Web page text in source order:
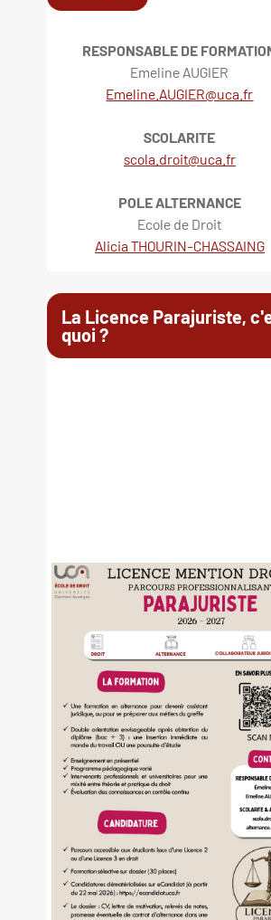
RESPONSABLE DE
Emeline AUGIER
Emeline.AUGIER@uca.fr
SCOLARITE
scola.droit@uca.fr
POLE ALTERNANCE
Ecole de Droit
Alicia THOURIN-CHASSAING
La Licence Parajuriste,
quoi ?